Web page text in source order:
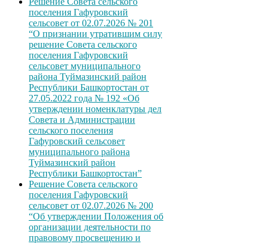
поселения Гафуровский
сельсовет от 02.07.2026 № 201
“О признании утратившим силу
решение Совета сельского
поселения Гафуровский
сельсовет муниципального
района Туймазинский район
Республики Башкортостан от
27.05.2022 года № 192 «Об
утверждении номенклатуры дел
Совета и Администрации
сельского поселения
Гафуровский сельсовет
муниципального района
Туймазинский район
Республики Башкортостан”
Решение Совета сельского
поселения Гафуровский
сельсовет от 02.07.2026 № 200
“Об утверждении Положения об
организации деятельности по
правовому просвещению и